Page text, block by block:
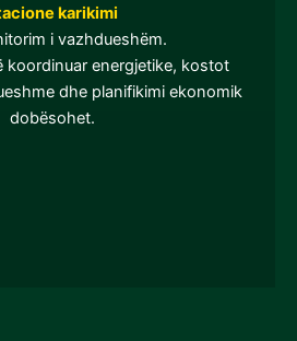
karikimi
i vazhdueshëm.
koordinuar energjetike, kostot
dhe planifikimi ekonomik
dobësohet.